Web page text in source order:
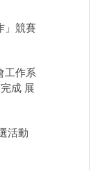
」競賽
工作系
成 展
活動